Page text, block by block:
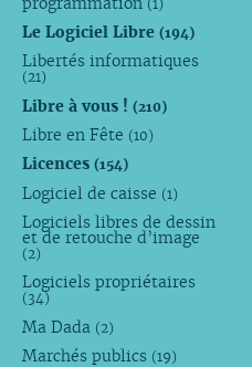
(1)
Le Logiciel Libre (194)
Libertés informatiques
(21)
Libre à vous ! (210)
Libre en Fête (10)
Licences (154)
Logiciel de caisse (1)
Logiciels libres de dessin
et de retouche d’image
(2)
Logiciels propriétaires
(34)
Ma Dada (2)
Marchés publics (19)